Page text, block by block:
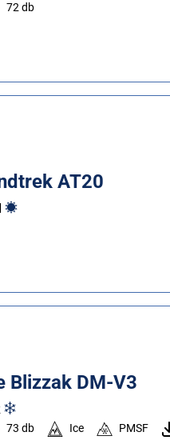
72 db
AT20
Blizzak DM-V3
73 db Ice PMSF